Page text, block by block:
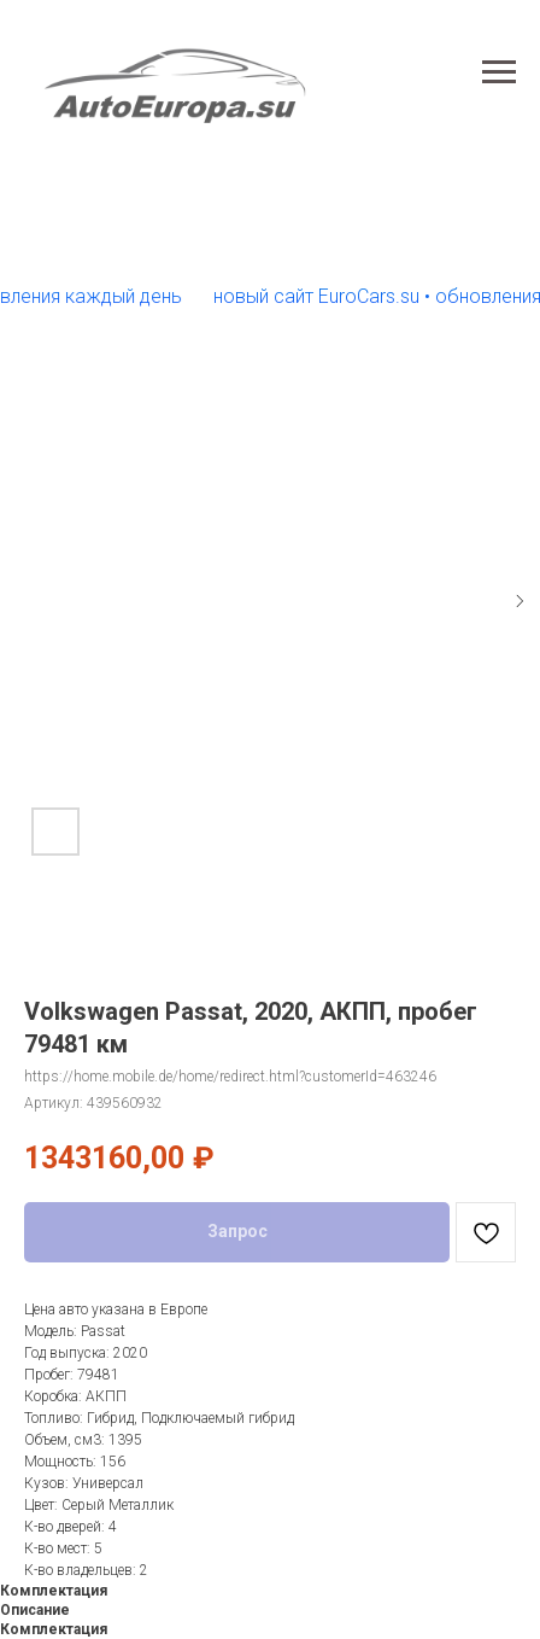
каждый день новый сайт EuroCars.su • обновления
Volkswagen Passat, 2020, АКПП, пробег
79481 км
https://home.mobile.de/home/redirect.html?customerId=463246
Артикул: 439560932
1343160,00 ₽
Запрос
Цена авто указана в Европе
Модель: Passat
Год выпуска: 2020
Пробег: 79481
Коробка: АКПП
Топливо: Гибрид, Подключаемый гибрид
Объем, см3: 1395
Мощность: 156
Кузов: Универсал
Цвет: Серый Металлик
К-во дверей: 4
К-во мест: 5
К-во владельцев: 2
Комплектация
Описание
Комплектация